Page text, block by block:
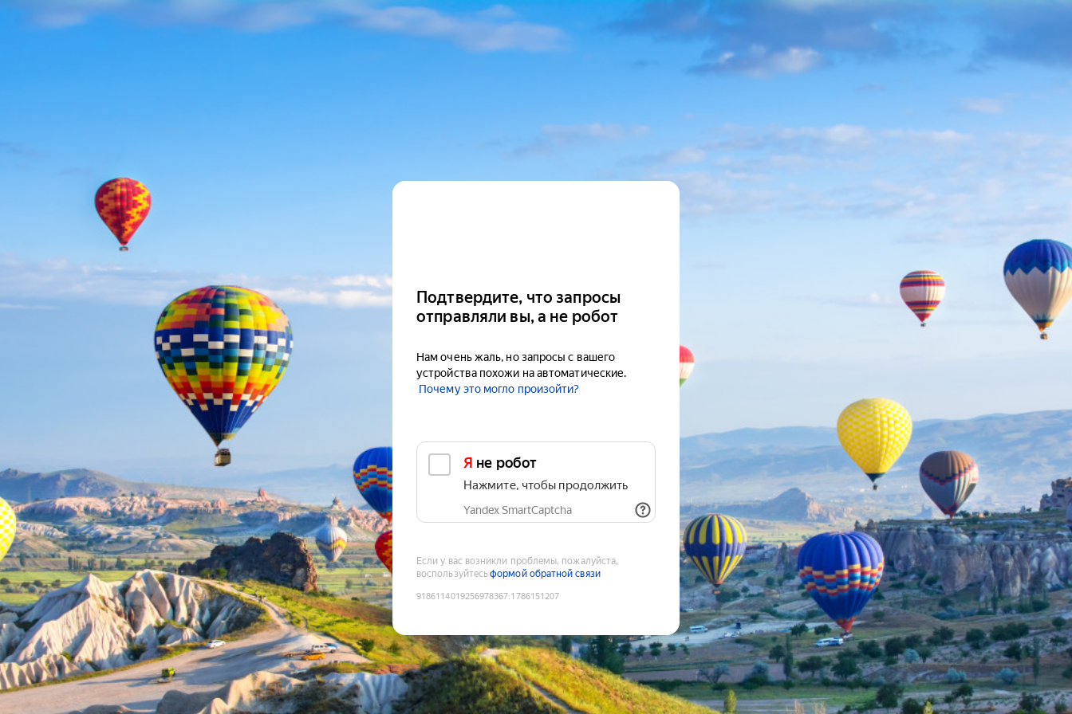
Подтвердите, что запросы
отправляли вы, а не робот
Нам очень жаль, но запросы с вашего
устройства похожи на автоматические.
Почему это могло произойти?
Я не робот
Нажмите, чтобы продолжить
Yandex SmartCaptcha
Если у вас возникли проблемы, пожалуйста,
воспользуйтесьформой обратной связи
9186114019256978367:1786151207